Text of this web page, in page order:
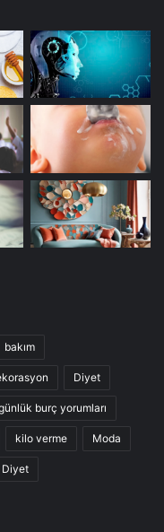
bakım
Diyet
burç yorumları
kilo verme Moda
Diyet